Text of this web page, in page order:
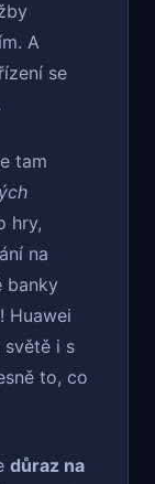
A
se
tam
hry,
na
banky
Huawei
světě i s
to, co
důraz na